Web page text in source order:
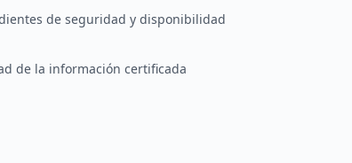
de seguridad y disponibilidad
de la información certificada